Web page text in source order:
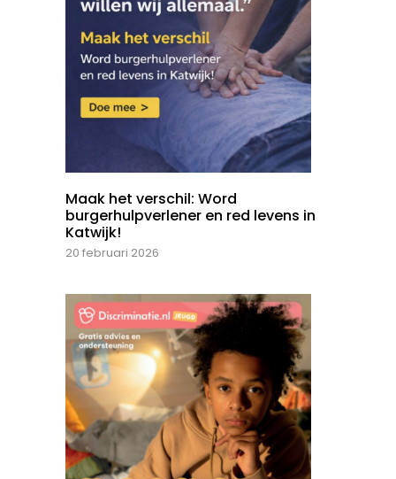
Maak het verschil: Word
burgerhulpverlener en red levens in
Katwijk!
20 februari 2026